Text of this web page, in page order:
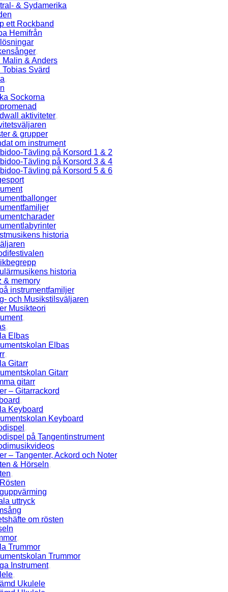
& Sydamerika
ett Rockband
Hemifrån
Malin & Anders
Tobias Svärd
Sockorna
aktiviteter
& grupper
om instrument
Tävling på Korsord 1 & 2
Tävling på Korsord 3 & 4
Tävling på Korsord 5 & 6
historia
historia
& memory
instrumentfamiljer
och Musikstilsväljaren
Musikteori
Elbas
Elbas
Gitarr
Gitarr
gitarr
– Gitarrackord
Keyboard
Keyboard
på Tangentinstrument
– Tangenter, Ackord och Noter
& Hörseln
uttryck
om rösten
Trummor
Trummor
Instrument
Ukulele